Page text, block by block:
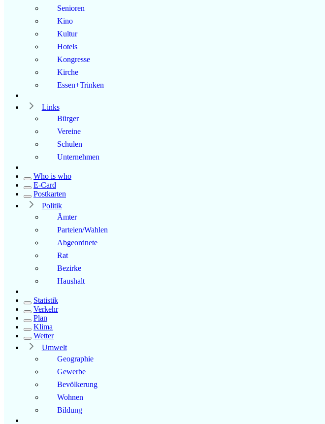
Senioren
Kino
Kultur
Hotels
Kongresse
Kirche
Essen+Trinken
Links
Bürger
Vereine
Schulen
Unternehmen
Who is who
E-Card
Postkarten
Politik
Ämter
Parteien/Wahlen
Abgeordnete
Rat
Bezirke
Haushalt
Statistik
Verkehr
Plan
Klima
Wetter
Umwelt
Geographie
Gewerbe
Bevölkerung
Wohnen
Bildung